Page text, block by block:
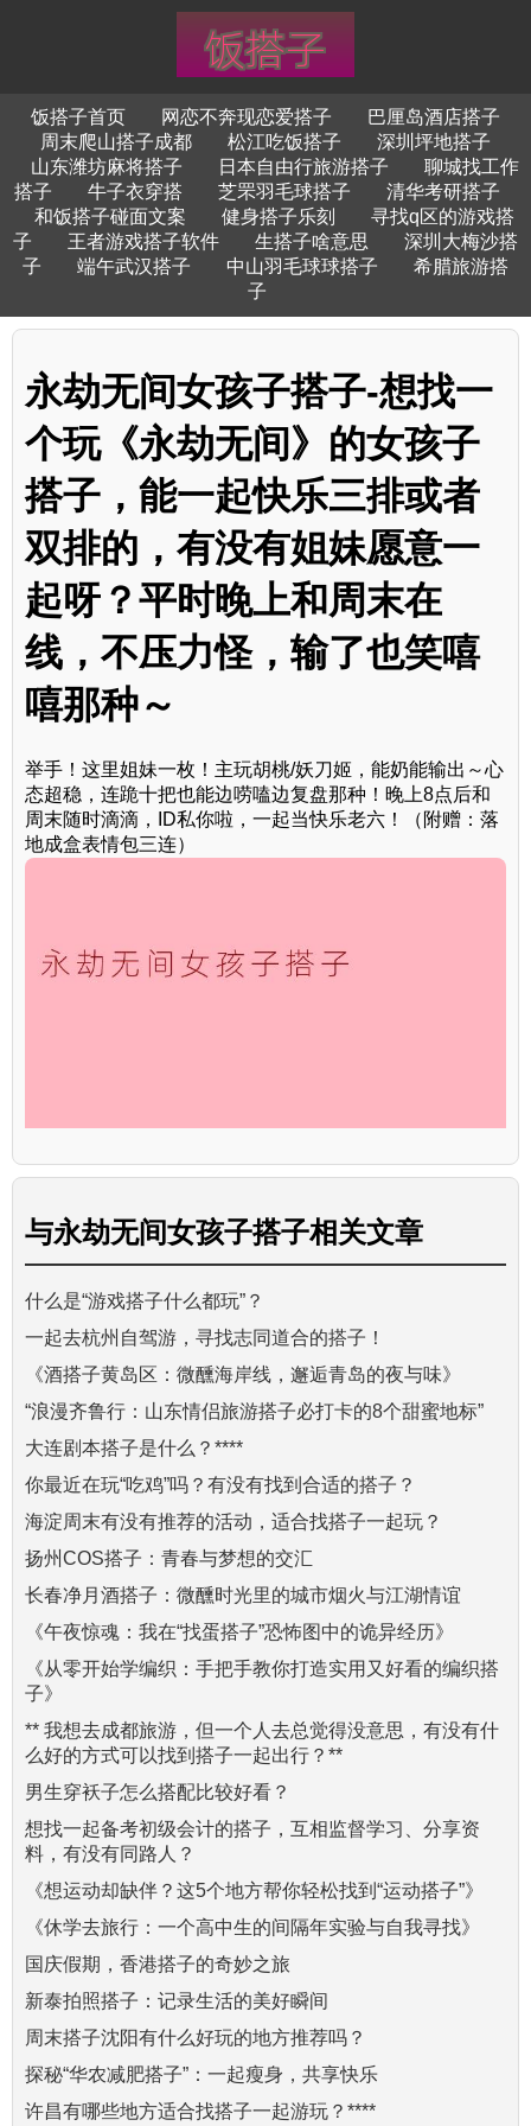
饭搭子首页 网恋不奔现恋爱搭子
巴厘岛酒店搭子
周末爬山搭子成都
松江吃饭搭子
深圳坪地搭子
山东潍坊麻将搭子
日本自由行旅游搭子
聊城找工作
搭子
牛子衣穿搭 芝罘羽毛球搭子
清华考研搭子
和饭搭子碰面文案
健身搭子乐刻
寻找q区的游戏搭
子
王者游戏搭子软件 生搭子啥意思
深圳大梅沙搭
子
端午武汉搭子 中山羽毛球球搭子
希腊旅游搭
子
永劫无间女孩子搭子-想找一
个玩《永劫无间》的女孩子
搭子，能一起快乐三排或者
双排的，有没有姐妹愿意一
起呀？平时晚上和周末在
线，不压力怪，输了也笑嘻
嘻那种～
举手！这里姐妹一枚！主玩胡桃/妖刀姬，能奶能输出～心
态超稳，连跪十把也能边唠嗑边复盘那种！晚上8点后和
周末随时滴滴，ID私你啦，一起当快乐老六！（附赠：落
地成盒表情包三连）
与永劫无间女孩子搭子相关文章
什么是“游戏搭子什么都玩”？
一起去杭州自驾游，寻找志同道合的搭子！
《酒搭子黄岛区：微醺海岸线，邂逅青岛的夜与味》
“浪漫齐鲁行：山东情侣旅游搭子必打卡的8个甜蜜地标”
大连剧本搭子是什么？****
你最近在玩“吃鸡”吗？有没有找到合适的搭子？
海淀周末有没有推荐的活动，适合找搭子一起玩？
扬州COS搭子：青春与梦想的交汇
长春净月酒搭子：微醺时光里的城市烟火与江湖情谊
《午夜惊魂：我在“找蛋搭子”恐怖图中的诡异经历》
《从零开始学编织：手把手教你打造实用又好看的编织搭
子》
** 我想去成都旅游，但一个人去总觉得没意思，有没有什
么好的方式可以找到搭子一起出行？**
男生穿袄子怎么搭配比较好看？
想找一起备考初级会计的搭子，互相监督学习、分享资
料，有没有同路人？
《想运动却缺伴？这5个地方帮你轻松找到“运动搭子”》
《休学去旅行：一个高中生的间隔年实验与自我寻找》
国庆假期，香港搭子的奇妙之旅
新泰拍照搭子：记录生活的美好瞬间
周末搭子沈阳有什么好玩的地方推荐吗？
探秘“华农减肥搭子”：一起瘦身，共享快乐
许昌有哪些地方适合找搭子一起游玩？****